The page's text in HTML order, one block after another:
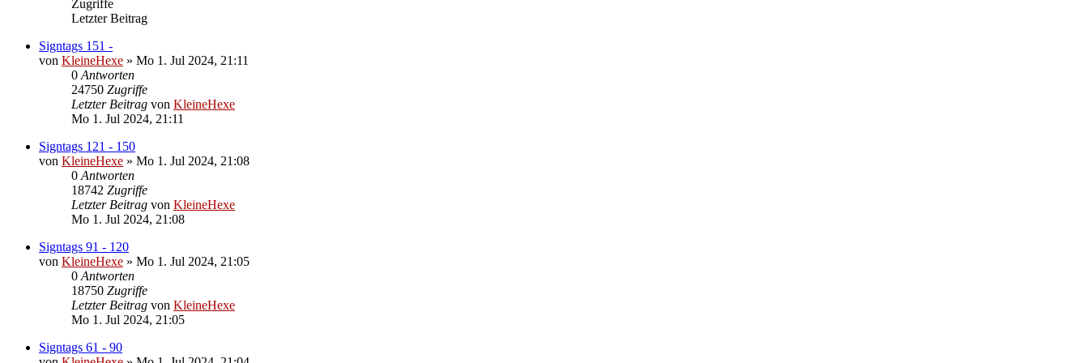
Zugriffe
Letzter Beitrag
Signtags 151 -
von KleineHexe » Mo 1. Jul 2024, 21:11
0 Antworten
24750 Zugriffe
Letzter Beitrag von KleineHexe
Mo 1. Jul 2024, 21:11
Signtags 121 - 150
von KleineHexe » Mo 1. Jul 2024, 21:08
0 Antworten
18742 Zugriffe
Letzter Beitrag von KleineHexe
Mo 1. Jul 2024, 21:08
Signtags 91 - 120
von KleineHexe » Mo 1. Jul 2024, 21:05
0 Antworten
18750 Zugriffe
Letzter Beitrag von KleineHexe
Mo 1. Jul 2024, 21:05
Signtags 61 - 90